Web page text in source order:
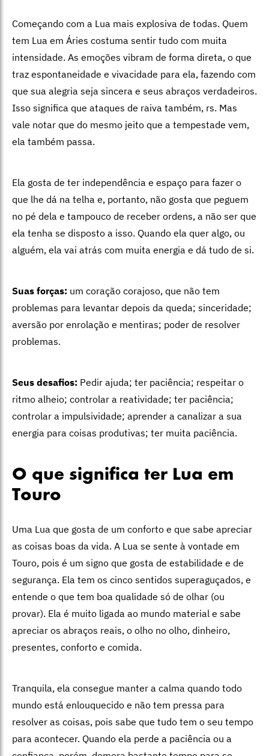
Começando com a Lua mais explosiva de todas. Quem
tem Lua em Áries costuma sentir tudo com muita
intensidade. As emoções vibram de forma direta, o que
traz espontaneidade e vivacidade para ela, fazendo com
que sua alegria seja sincera e seus abraços verdadeiros.
Isso significa que ataques de raiva também, rs. Mas
vale notar que do mesmo jeito que a tempestade vem,
ela também passa.
Ela gosta de ter independência e espaço para fazer o
que lhe dá na telha e, portanto, não gosta que peguem
no pé dela e tampouco de receber ordens, a não ser que
ela tenha se disposto a isso. Quando ela quer algo, ou
alguém, ela vai atrás com muita energia e dá tudo de si.
Suas forças: um coração corajoso, que não tem
problemas para levantar depois da queda; sinceridade;
aversão por enrolação e mentiras; poder de resolver
problemas.
Seus desafios: Pedir ajuda; ter paciência; respeitar o
ritmo alheio; controlar a reatividade; ter paciência;
controlar a impulsividade; aprender a canalizar a sua
energia para coisas produtivas; ter muita paciência.
O que significa ter Lua em
Touro
Uma Lua que gosta de um conforto e que sabe apreciar
as coisas boas da vida. A Lua se sente à vontade em
Touro, pois é um signo que gosta de estabilidade e de
segurança. Ela tem os cinco sentidos superaguçados, e
entende o que tem boa qualidade só de olhar (ou
provar). Ela é muito ligada ao mundo material e sabe
apreciar os abraços reais, o olho no olho, dinheiro,
presentes, conforto e comida.
Tranquila, ela consegue manter a calma quando todo
mundo está enlouquecido e não tem pressa para
resolver as coisas, pois sabe que tudo tem o seu tempo
para acontecer. Quando ela perde a paciência ou a